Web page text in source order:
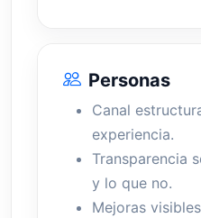
Personas
Canal
experiencia.
Transparencia
y lo que no.
Mejoras